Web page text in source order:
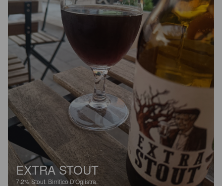
EXTRA STOUT
7.2% Stout. Birrifico D'Oglistra.